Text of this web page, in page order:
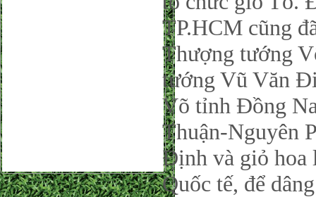
TP.HCM cũng
Thượng tướng
tướng Vũ Văn
Võ tỉnh Đồng
Thuận-Nguyên
Định và giỏ hoa
Quốc tế, để